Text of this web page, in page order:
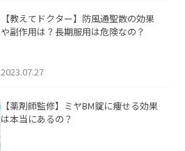
【教えてドクター】防風通聖散の効果
や副作用は？長期服用は危険なの？
2023.07.27
【薬剤師監修】ミヤBM錠に痩せる効果
は本当にあるの？